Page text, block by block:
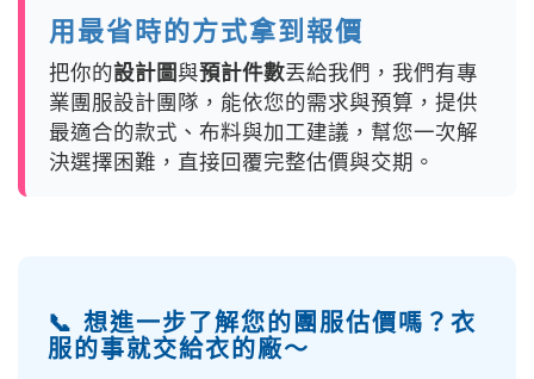
用最省時的方式拿到報價
把你的設計圖與預計件數丟給我們，我們有專
業團服設計團隊，能依您的需求與預算，提供
最適合的款式、布料與加工建議，幫您一次解
決選擇困難，直接回覆完整估價與交期。
📞 想進一步了解您的團服估價嗎？衣
服的事就交給衣的廠～